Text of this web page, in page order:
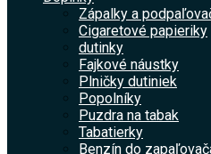
Zápalky a
Cigaretové papieriky
dutinky
Fajkové náustky
Plničky dutiniek
Popolníky
Puzdra na tabak
Tabatierky
Benzín do